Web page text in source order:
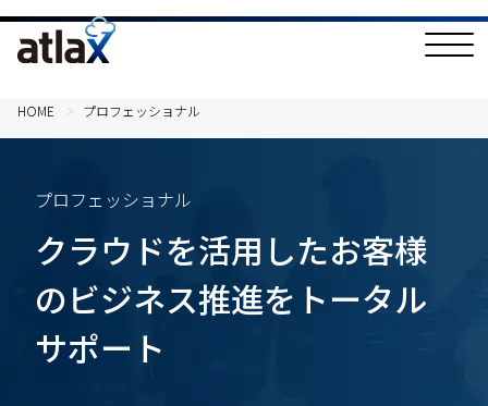
T
o
N
HOME プロフェッショナル
プロフェッショナル
クラウドを活用したお客様
のビジネス推進をトータル
サポート